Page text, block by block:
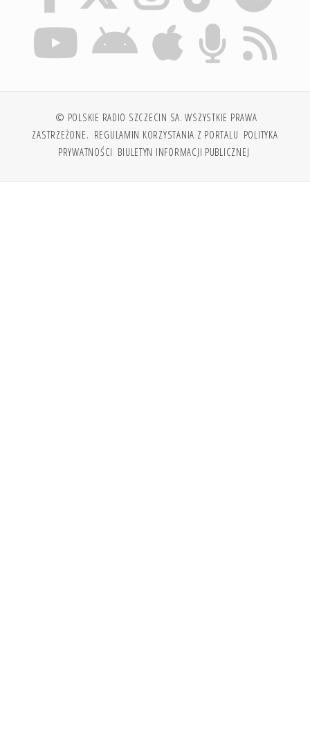
© POLSKIE RADIO SZCZECIN SA. WSZYSTKIE PRAWA
ZASTRZEŻONE. REGULAMIN KORZYSTANIA Z PORTALU POLITYKA
PRYWATNOŚCI BIULETYN INFORMACJI PUBLICZNEJ